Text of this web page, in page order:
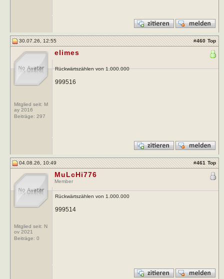
30.07.26, 12:55 #460 Top
Mitglied seit: M
ay 2016
Beiträge: 297
elimes
Rückwärtszählen von 1.000.000
999516
04.08.26, 10:49 #461 Top
Mitglied seit: N
ov 2021
Beiträge: 0
MuLcHi776
Member
Rückwärtszählen von 1.000.000
999514